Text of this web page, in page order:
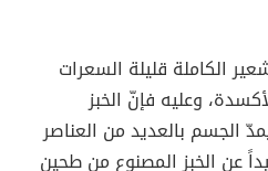
الكاملة قليلة السعرات
وعليه فإنّ الخبز
الجسم بالعديد من العناصر
عن الخبز المصنوع من طحين